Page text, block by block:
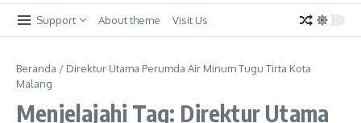
Support About theme Visit Us
Beranda / Direktur Utama Perumda Air Minum Tugu Tirta Kota
Malang
Menjelajahi Tag: Direktur Utama